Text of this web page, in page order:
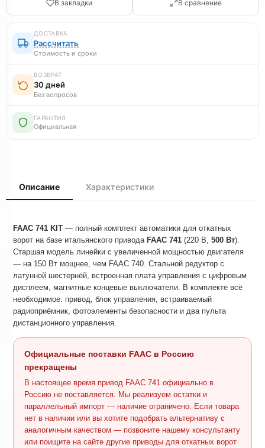
В закладки В сравнение
ДОСТАВКА
Рассчитать
Стоимость и сроки
ВОЗВРАТ
30 дней
Без вопросов
ГАРАНТИЯ
Официальная
Описание Характеристики
FAAC 741 KIT — полный комплект автоматики для откатных
ворот на базе итальянского привода FAAC 741 (220 В, 500 Вт).
Старшая модель линейки с увеличенной мощностью двигателя
— на 150 Вт мощнее, чем FAAC 740. Стальной редуктор с
латунной шестернёй, встроенная плата управления с цифровым
дисплеем, магнитные концевые выключатели. В комплекте всё
необходимое: привод, блок управления, встраиваемый
радиоприёмник, фотоэлементы безопасности и два пульта
дистанционного управления.
Официальные поставки FAAC в Россию
прекращены
В настоящее время привод FAAC 741 официально в
Россию не поставляется. Мы реализуем остатки и
параллельный импорт — наличие ограничено. Если товара
нет в наличии или вы хотите подобрать альтернативу с
аналогичным качеством — позвоните нашему консультанту
или поищите на сайте другие приводы для откатных ворот